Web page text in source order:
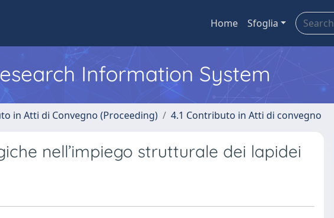
Home Sfoglia
Information System
in Atti di Convegno (Proceeding) 4.1 Contributo in Atti di convegno
nell’impiego strutturale dei lapidei